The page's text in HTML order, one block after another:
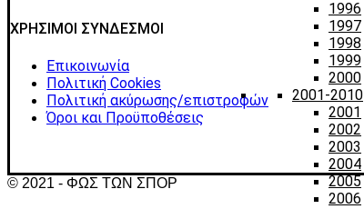
1996
1997
1998
1999
2000
2001-2010
2001
2002
2003
2004
2005
2006
ΧΡΗΣΙΜΟΙ ΣΥΝΔΕΣΜΟΙ
Επικοινωνία
Πολιτική Cookies
Πολιτική ακύρωσης/επιστροφών
Όροι και Προϋποθέσεις
© 2021 - ΦΩΣ ΤΩΝ ΣΠΟΡ